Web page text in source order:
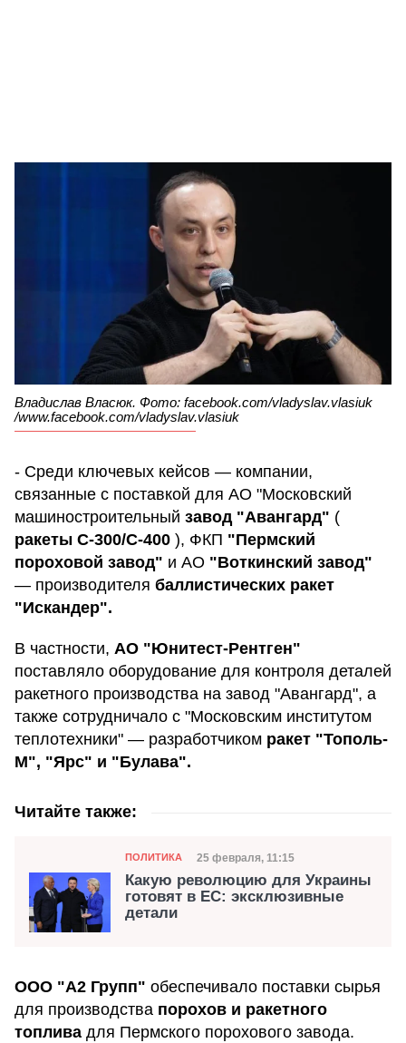
Владислав Власюк. Фото: facebook.com/vladyslav.vlasiuk
/www.facebook.com/vladyslav.vlasiuk
- Среди ключевых кейсов — компании,
связанные с поставкой для АО "Московский
машиностроительный завод "Авангард" (
ракеты С-300/С-400 ), ФКП "Пермский
пороховой завод" и АО "Воткинский завод"
— производителя баллистических ракет
"Искандер".
В частности, АО "Юнитест-Рентген"
поставляло оборудование для контроля деталей
ракетного производства на завод "Авангард", а
также сотрудничало с "Московским институтом
теплотехники" — разработчиком ракет "Тополь-
М", "Ярс" и "Булава".
Читайте также:
Категория
ПОЛИТИКА Дата публикации
25 февраля, 11:15
Какую революцию для Украины
готовят в ЕС: эксклюзивные
детали
ООО "А2 Групп" обеспечивало поставки сырья
для производства порохов и ракетного
топлива для Пермского порохового завода.